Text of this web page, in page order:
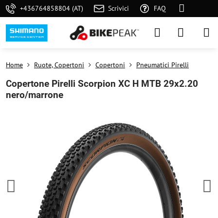
+436764858804 (AT) Scrivici FAQ
Home Ruote, Copertoni Copertoni Pneumatici Pirelli
Copertone Pirelli Scorpion XC H MTB 29x2.20
nero/marrone